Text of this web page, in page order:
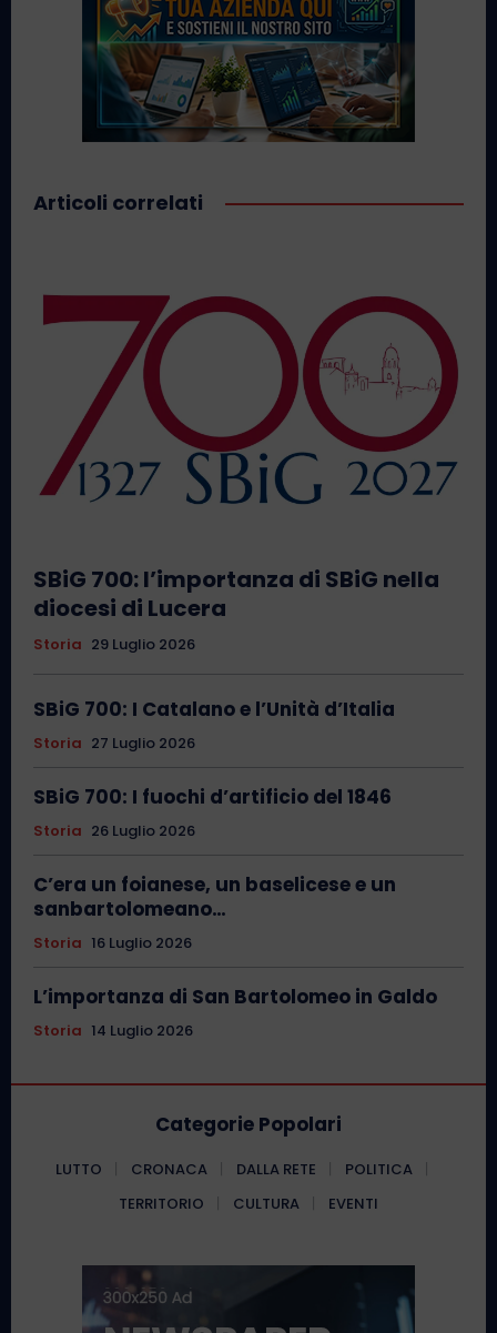
Articoli correlati
SBiG 700: l’importanza di SBiG nella
diocesi di Lucera
Storia 29 Luglio 2026
SBiG 700: I Catalano e l’Unità d’Italia
Storia 27 Luglio 2026
SBiG 700: I fuochi d’artificio del 1846
Storia 26 Luglio 2026
C’era un foianese, un baselicese e un
sanbartolomeano…
Storia 16 Luglio 2026
L’importanza di San Bartolomeo in Galdo
Storia 14 Luglio 2026
Categorie Popolari
LUTTO CRONACA DALLA RETE
POLITICA
TERRITORIO
CULTURA EVENTI